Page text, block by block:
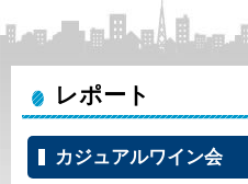
レポート
カジュアルワイン会